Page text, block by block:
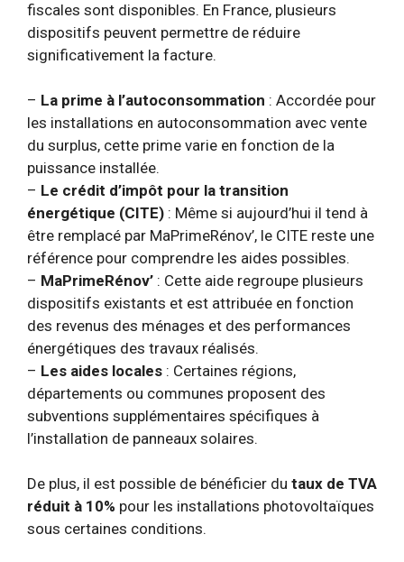
fiscales sont disponibles. En France, plusieurs
dispositifs peuvent permettre de réduire
significativement la facture.
– La prime à l’autoconsommation : Accordée pour
les installations en autoconsommation avec vente
du surplus, cette prime varie en fonction de la
puissance installée.
– Le crédit d’impôt pour la transition
énergétique (CITE) : Même si aujourd’hui il tend à
être remplacé par MaPrimeRénov’, le CITE reste une
référence pour comprendre les aides possibles.
– MaPrimeRénov’ : Cette aide regroupe plusieurs
dispositifs existants et est attribuée en fonction
des revenus des ménages et des performances
énergétiques des travaux réalisés.
– Les aides locales : Certaines régions,
départements ou communes proposent des
subventions supplémentaires spécifiques à
l’installation de panneaux solaires.
De plus, il est possible de bénéficier du taux de TVA
réduit à 10% pour les installations photovoltaïques
sous certaines conditions.